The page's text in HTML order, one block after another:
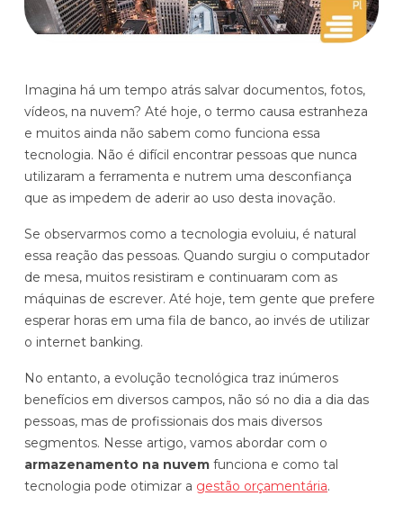
Módulo de Controle, projeção e gestão do fluxo
de caixa.
Complexidade de gestão de caixa baixa e média
Empresas que faturam entre R$30M e R$200M por ano
Demonstração Gratuita
Plataforma Financeira com IA
Automatize planejamento, fechamento e
análises com inteligência artificial integrada.
Complexidade Alta
Empresas que faturam acima de R$200M por ano
orçamentária
Distribuição e Logística
Imagina há um tempo atrás salvar documentos, fotos,
vídeos, na nuvem? Até hoje, o termo causa estranheza
e muitos ainda não sabem como funciona essa
tecnologia. Não é difícil encontrar pessoas que nunca
utilizaram a ferramenta e nutrem uma desconfiança
que as impedem de aderir ao uso desta inovação.
Se observarmos como a tecnologia evoluiu, é natural
essa reação das pessoas. Quando surgiu o computador
de mesa, muitos resistiram e continuaram com as
máquinas de escrever. Até hoje, tem gente que prefere
esperar horas em uma fila de banco, ao invés de utilizar
o internet banking.
No entanto, a evolução tecnológica traz inúmeros
benefícios em diversos campos, não só no dia a dia das
pessoas, mas de profissionais dos mais diversos
segmentos. Nesse artigo, vamos abordar com o
armazenamento na nuvem funciona e como tal
tecnologia pode otimizar a gestão orçamentária.